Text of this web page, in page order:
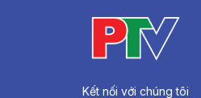
Kết nối với chúng tôi